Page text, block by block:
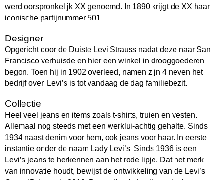
werd oorspronkelijk XX genoemd. In 1890 krijgt de XX haar
iconische partijnummer 501.
Designer
Opgericht door de Duiste Levi Strauss nadat deze naar San
Francisco verhuisde en hier een winkel in drooggoederen
begon. Toen hij in 1902 overleed, namen zijn 4 neven het
bedrijf over. Levi’s is tot vandaag de dag familiebezit.
Collectie
Heel veel jeans en items zoals t-shirts, truien en vesten.
Allemaal nog steeds met een werklui-achtig gehalte. Sinds
1934 naast denim voor hem, ook jeans voor haar. In eerste
instantie onder de naam Lady Levi’s. Sinds 1936 is een
Levi’s jeans te herkennen aan het rode lipje. Dat het merk
van innovatie houdt, bewijst de ontwikkeling van de Levi’s